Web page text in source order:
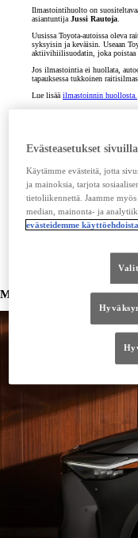
Ilmastointihuolto on
asiantuntija Jussi Rautoja
Uusissa Toyota-autoissa oleva
syksyisin ja keväisin. Useaan
aktiivihiilisuodatin, joka poistaa
Jos ilmastointia ei huollata,
tapauksessa tukkoinen
Lue lisää ilmastoinnin huollosta.
Heitä työskentelee myös Toyota-
tiiviyden. Vaikka järjestelmä
Huollossa myös poistetaan
”Ilmastoinnin kompressori on
huoltamatta vuosikausiksi,
välttää tällaiset ongelmat”,
Entä se paha haju, miten siitä
Jos autossa haisee pahalta ja
Myös nämä voisivat
Evästeasetukset
Käytämme evästeitä, jotta
ja mainoksia, tarjota
tietoliikennettä. Jaamme
median, mainonta- ja
evästeidemme käyttöehdoista